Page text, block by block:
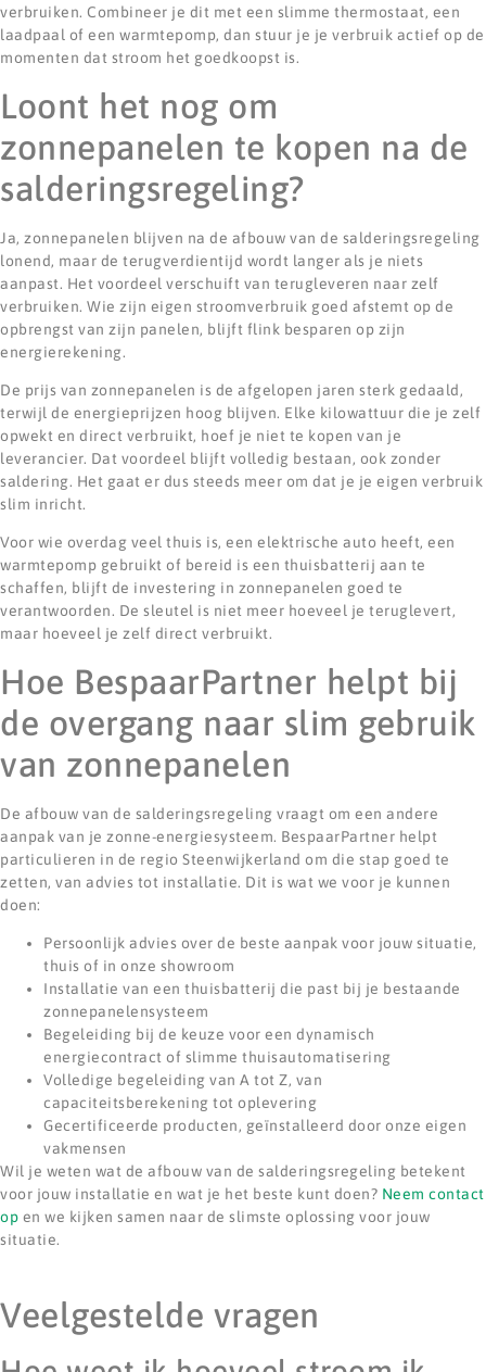
verbruiken. Combineer je dit met een slimme thermostaat, een
laadpaal of een warmtepomp, dan stuur je je verbruik actief op de
momenten dat stroom het goedkoopst is.
Loont het nog om
zonnepanelen te kopen na de
salderingsregeling?
Ja, zonnepanelen blijven na de afbouw van de salderingsregeling
lonend, maar de terugverdientijd wordt langer als je niets
aanpast. Het voordeel verschuift van terugleveren naar zelf
verbruiken. Wie zijn eigen stroomverbruik goed afstemt op de
opbrengst van zijn panelen, blijft flink besparen op zijn
energierekening.
De prijs van zonnepanelen is de afgelopen jaren sterk gedaald,
terwijl de energieprijzen hoog blijven. Elke kilowattuur die je zelf
opwekt en direct verbruikt, hoef je niet te kopen van je
leverancier. Dat voordeel blijft volledig bestaan, ook zonder
saldering. Het gaat er dus steeds meer om dat je je eigen verbruik
slim inricht.
Voor wie overdag veel thuis is, een elektrische auto heeft, een
warmtepomp gebruikt of bereid is een thuisbatterij aan te
schaffen, blijft de investering in zonnepanelen goed te
verantwoorden. De sleutel is niet meer hoeveel je teruglevert,
maar hoeveel je zelf direct verbruikt.
Hoe BespaarPartner helpt bij
de overgang naar slim gebruik
van zonnepanelen
De afbouw van de salderingsregeling vraagt om een andere
aanpak van je zonne-energiesysteem. BespaarPartner helpt
particulieren in de regio Steenwijkerland om die stap goed te
zetten, van advies tot installatie. Dit is wat we voor je kunnen
doen:
Persoonlijk advies over de beste aanpak voor jouw situatie,
thuis of in onze showroom
Installatie van een thuisbatterij die past bij je bestaande
zonnepanelensysteem
Begeleiding bij de keuze voor een dynamisch
energiecontract of slimme thuisautomatisering
Volledige begeleiding van A tot Z, van
capaciteitsberekening tot oplevering
Gecertificeerde producten, geïnstalleerd door onze eigen
vakmensen
Wil je weten wat de afbouw van de salderingsregeling betekent
voor jouw installatie en wat je het beste kunt doen? Neem contact
op en we kijken samen naar de slimste oplossing voor jouw
situatie.
Veelgestelde vragen